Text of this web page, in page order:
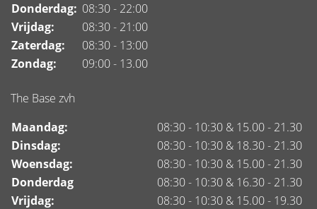
Donderdag: 08:30 - 22:00
Vrijdag:
08:30 - 21:00
Zaterdag:
08:30 - 13:00
Zondag:
09:00 - 13.00
The Base zvh
Maandag:
08:30 - 10:30 & 15.00 - 21.30
Dinsdag:
08:30 - 10:30 & 18.30 - 21.30
Woensdag:
08:30 - 10:30 & 15.00 - 21.30
Donderdag
08:30 - 10:30 & 16.30 - 21.30
Vrijdag:
08:30 - 10:30 & 15.00 - 19.30